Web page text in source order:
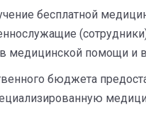
бесплатной
медицинской помощи и
бюджета